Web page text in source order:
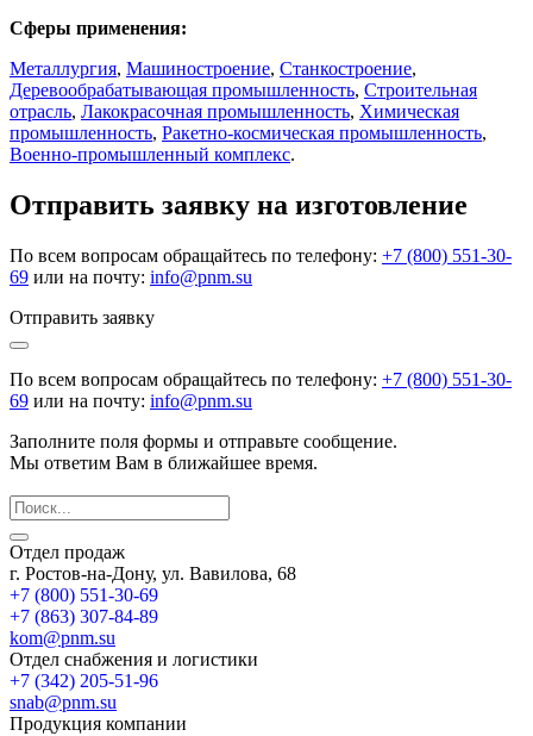
Сферы применения:
Металлургия, Машиностроение, Станкостроение,
Деревообрабатывающая промышленность, Строительная
отрасль, Лакокрасочная промышленность, Химическая
промышленность, Ракетно-космическая промышленность,
Военно-промышленный комплекс.
Отправить заявку на изготовление
По всем вопросам обращайтесь по телефону: +7 (800) 551-30-
69 или на почту: info@pnm.su
Отправить заявку
По всем вопросам обращайтесь по телефону: +7 (800) 551-30-
69 или на почту: info@pnm.su
Заполните поля формы и отправьте сообщение.
Мы ответим Вам в ближайшее время.
Отдел продаж
г. Ростов-на-Дону, ул. Вавилова, 68
+7 (800) 551-30-69
+7 (863) 307-84-89
kom@pnm.su
Отдел снабжения и логистики
+7 (342) 205-51-96
snab@pnm.su
Продукция компании